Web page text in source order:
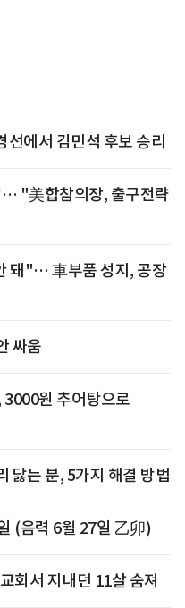
에서 김민석 후보 승리
… "美합참의장, 출구전략
돼"… 車부품 성지, 공장
싸움
3000원 추어탕으로
닳는 분, 5가지 해결 방법
(음력 6월 27일 乙卯)
회서 지내던 11살 숨져